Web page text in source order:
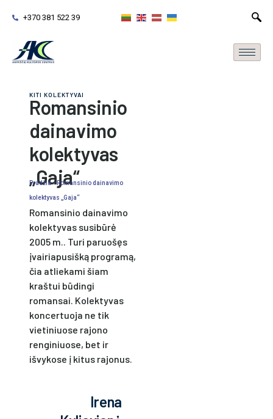
+370 381 522 39
KITI KOLEKTYVAI
Romansinio
dainavimo
kolektyvas
„Gaja“
Pradžia»Romansinio dainavimo
kolektyvas „Gaja“
Romansinio dainavimo
kolektyvas susibūrė
2005 m.. Turi paruošęs
įvairiapusišką programą,
čia atliekami šiam
kraštui būdingi
romansai. Kolektyvas
koncertuoja ne tik
vietiniuose rajono
renginiuose, bet ir
išvykose į kitus rajonus.
Irena